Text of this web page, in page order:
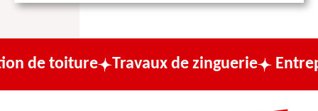
Travaux de zinguerie Entreprise de